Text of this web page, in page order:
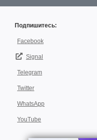
Подпишитесь:
Facebook
Signal
Telegram
Twitter
WhatsApp
YouTube